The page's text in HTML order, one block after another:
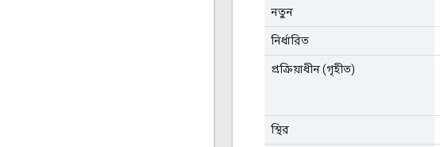
নতুন
নির্ধারিত
প্রক্রিয়াধীন (গৃহীত)
স্থির